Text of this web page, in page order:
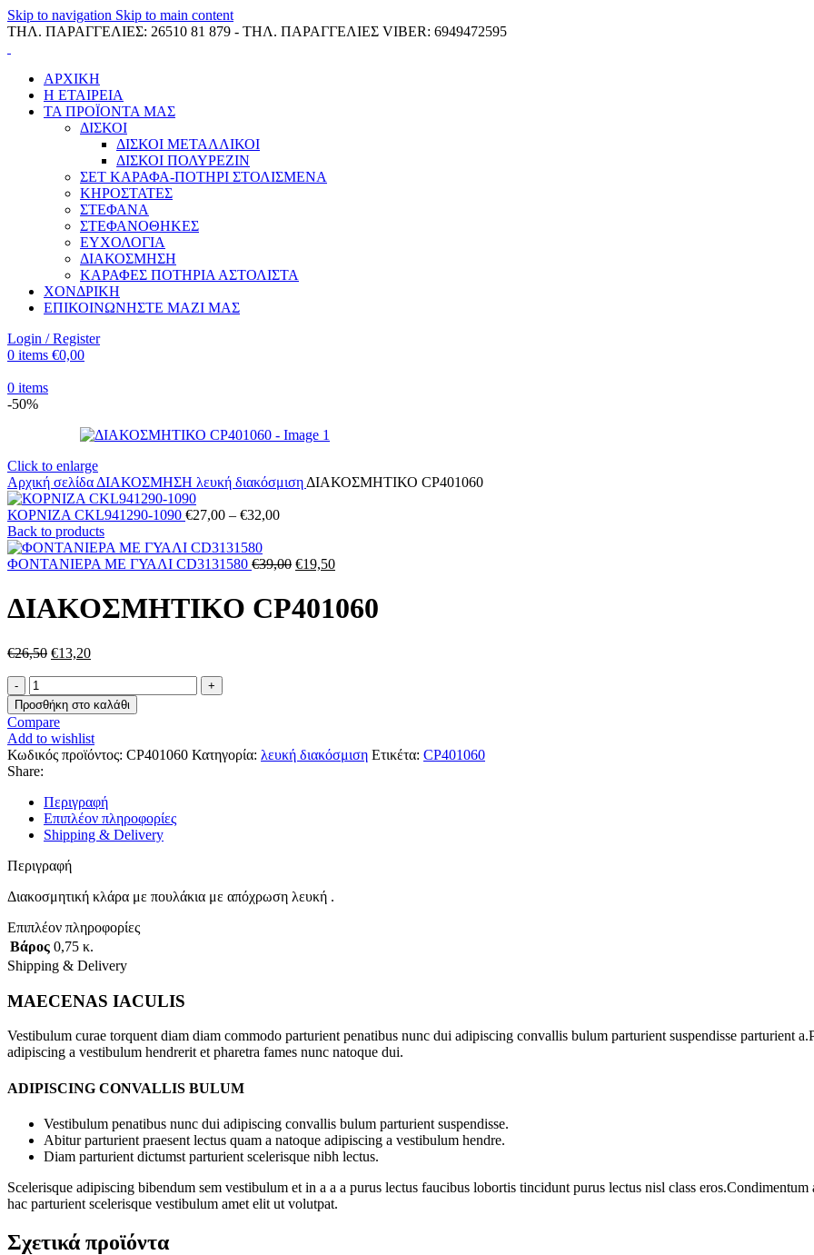
Skip to navigation Skip to main content
ΤΗΛ. ΠΑΡΑΓΓΕΛΙΕΣ: 26510 81 879 - ΤΗΛ. ΠΑΡΑΓΓΕΛΙΕΣ VIBER: 6949472595
ΑΡΧΙΚΗ
Η ΕΤΑΙΡΕΙΑ
ΤΑ ΠΡΟΪΟΝΤΑ ΜΑΣ
ΔΙΣΚΟΙ
ΔΙΣΚΟΙ ΜΕΤΑΛΛΙΚΟΙ
ΔΙΣΚΟΙ ΠΟΛΥΡΕΖΙΝ
ΣΕΤ ΚΑΡΑΦΑ-ΠΟΤΗΡΙ ΣΤΟΛΙΣΜΕΝΑ
ΚΗΡΟΣΤΑΤΕΣ
ΣΤΕΦΑΝΑ
ΣΤΕΦΑΝΟΘΗΚΕΣ
ΕΥΧΟΛΟΓΙΑ
ΔΙΑΚΟΣΜΗΣΗ
ΚΑΡΑΦΕΣ ΠΟΤΗΡΙΑ ΑΣΤΟΛΙΣΤΑ
ΧΟΝΔΡΙΚΗ
ΕΠΙΚΟΙΝΩΝΗΣΤΕ ΜΑΖΙ ΜΑΣ
Login / Register
0 items €0,00
0 items
-50%
Click to enlarge
Αρχική σελίδα ΔΙΑΚΟΣΜΗΣΗ λευκή διακόσμιση ΔΙΑΚΟΣΜΗΤΙΚΟ CP401060
ΚΟΡΝΙΖΑ CKL941290-1090 €27,00 – €32,00Price
through
Back to products
ΦΟΝΤΑΝΙΕΡΑ ΜΕ ΓΥΑΛΙ CD3131580 €39,00 Original
was:
€39,00.
€19,50Η
τιμή
είναι:
ΔΙΑΚΟΣΜΗΤΙΚΟ CP401060
€26,50 Original
€26,50.
€13,20Η
είναι:
€13,20.
ΔΙΑΚΟΣΜΗΤΙΚΟ
CP401060
ποσότητα
Προσθήκη στο καλάθι
Compare
Add to wishlist
Κωδικός προϊόντος: CP401060 Κατηγορία: λευκή διακόσμιση Ετικέτα: CP401060
Share:
Περιγραφή
Επιπλέον πληροφορίες
Shipping & Delivery
Περιγραφή
Διακοσμητική κλάρα με πουλάκια με απόχρωση λευκή .
Επιπλέον πληροφορίες
Βάρος 0,75 κ.
Shipping & Delivery
MAECENAS IACULIS
Vestibulum curae torquent diam diam commodo parturient penatibus nunc dui adipiscing convallis bulum parturient suspendisse parturient
adipiscing a vestibulum hendrerit et pharetra fames nunc natoque dui.
ADIPISCING CONVALLIS BULUM
Vestibulum penatibus nunc dui adipiscing convallis bulum parturient suspendisse.
Abitur parturient praesent lectus quam a natoque adipiscing a vestibulum hendre.
Diam parturient dictumst parturient scelerisque nibh lectus.
Scelerisque adipiscing bibendum sem vestibulum et in a a a purus lectus faucibus lobortis tincidunt purus lectus nisl class
hac parturient scelerisque vestibulum amet elit ut volutpat.
Σχετικά προϊόντα